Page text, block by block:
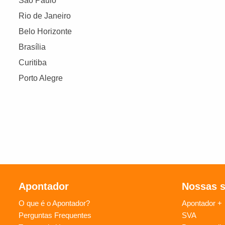
Rio de Janeiro
Belo Horizonte
Brasília
Curitiba
Porto Alegre
Apontador
O que é o Apontador?
Perguntas Frequentes
Nossas
Apontador +
SVA